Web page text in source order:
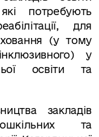
потребують
для
(у тому
у
освіти та
закладів
та